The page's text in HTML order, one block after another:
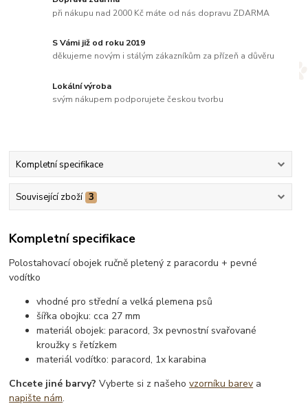
při nákupu nad 2000 Kč máte od nás dopravu ZDARMA
S Vámi již od roku 2019
děkujeme novým i stálým zákazníkům za přízeň a důvěru
Lokální výroba
svým nákupem podporujete českou tvorbu
Kompletní specifikace
Související zboží 3
Kompletní specifikace
Polostahovací obojek ručně pletený z paracordu + pevné
vodítko
vhodné pro střední a velká plemena psů
šířka obojku: cca 27 mm
materiál obojek: paracord, 3x pevnostní svařované
kroužky s řetízkem
materiál vodítko: paracord, 1x karabina
Chcete jiné barvy? Vyberte si z našehovzorníku barev a
napište nám.